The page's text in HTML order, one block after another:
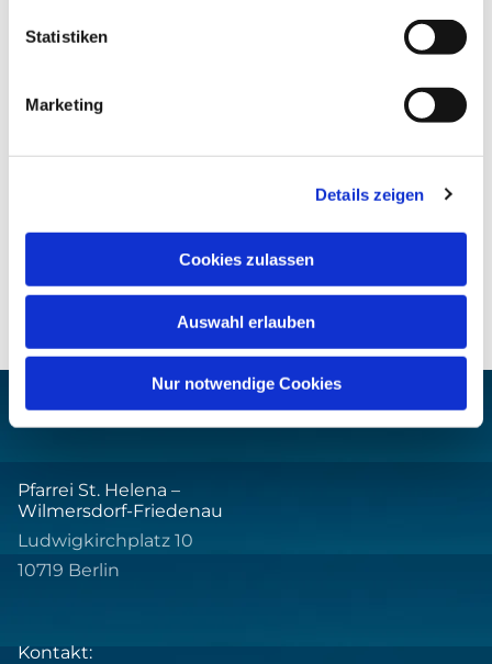
Statistiken
Marketing
Details zeigen
Cookies zulassen
Auswahl erlauben
Nur notwendige Cookies
Pfarrei St. Helena –
Wilmersdorf-Friedenau
Ludwigkirchplatz 10
10719 Berlin
Kontakt: